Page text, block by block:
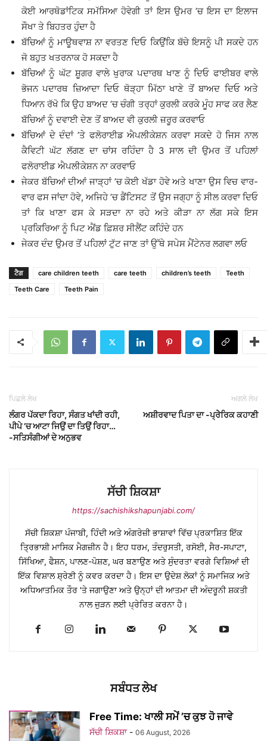
ਕੋਈ ਆਰਥੋਡਾਂਟਿਕ ਸਮੱਸਿਆ ਹੋਵੇਗੀ ਤਾਂ ਇਸ ਉਮਰ ’ਚ ਇਸ ਦਾ ਇਲਾਜ
ਸੌਖਾ ਤੇ ਬਿਹਤਰ ਹੁੰਦਾ ਹੈ
ਬੱਚਿਆਂ ਨੂੰ ਮਾਊਥਵਾਸ਼ ਨਾ ਵਰਤਣ ਦਿਓ ਕਿਉਂਕਿ ਬੱਚੇ ਇਸਨੂੰ ਪੀ ਸਕਦੇ ਹਨ
ਜੋ ਬਹੁਤ ਖਤਰਨਾਕ ਹੋ ਸਕਦਾ ਹੈ
ਬੱਚਿਆਂ ਨੂੰ ਘੱਟ ਸ਼ੂਗਰ ਵਾਲੇ ਖੁਰਾਕ ਪਦਾਰਥ ਖਾਣ ਨੂੰ ਦਿਓ ਫਾਈਬਰ ਵਾਲੇ
ਭੋਜਨ ਪਦਾਰਥ ਜ਼ਿਆਦਾ ਦਿਓ ਥੋੜ੍ਹਾ ਮਿੱਠਾ ਖਾਣੇ ਤੋਂ ਬਾਅਦ ਦਿਓ ਅਤੇ
ਧਿਆਨ ਰੱਖੋ ਕਿ ਉਹ ਬਾਅਦ ’ਚ ਚੰਗੀ ਤਰ੍ਹਾਂ ਕੁਰਲੀ ਕਰਕੇ ਮੂੰਹ ਸਾਫ ਕਰ ਲੈਣ
ਬੱਚਿਆਂ ਨੂੰ ਦਵਾਈ ਦੇਣ ਤੋਂ ਬਾਅਦ ਵੀ ਕੁਰਲੀ ਜ਼ਰੂਰ ਕਰਵਾਓ
ਬੱਚਿਆਂ ਦੇ ਦੰਦਾਂ ’ਤੇ ਫਲੋਰਾਈਡ ਐਪਲੀਕੇਸ਼ਨ ਕਰਵਾ ਸਕਦੇ ਹੋ ਜਿਸ ਨਾਲ
ਕੈਵਿਟੀ ਘੱਟ ਲੱਗਣ ਦਾ ਚਾਂਸ ਰਹਿੰਦਾ ਹੈ 3 ਸਾਲ ਦੀ ਉਮਰ ਤੋਂ ਪਹਿਲਾਂ
ਫਲੋਰਾਈਡ ਐਪਲੀਕੇਸ਼ਨ ਨਾ ਕਰਵਾਓ
ਜੇਕਰ ਬੱਚਿਆਂ ਦੀਆਂ ਜਾੜ੍ਹਾਂ ’ਚ ਕੋਈ ਖੱਡਾ ਹੋਵੇ ਅਤੇ ਖਾਣਾ ਉਸ ਵਿਚ ਵਾਰ-
ਵਾਰ ਫਸ ਜਾਂਦਾ ਹੋਵੇ, ਅਜਿਹੇ ’ਚ ਡੈਂਟਿਸਟ ਤੋਂ ਉਸ ਜਗ੍ਹਾ ਨੂੰ ਸੀਲ ਕਰਵਾ ਦਿਓ
ਤਾਂ ਕਿ ਖਾਣਾ ਫਸ ਕੇ ਸੜਦਾ ਨਾ ਰਹੇ ਅਤੇ ਕੀੜਾ ਨਾ ਲੱਗ ਸਕੇ ਇਸ
ਪ੍ਰਕਿਰਿਆ ਨੂੰ ਪਿਟ ਐਂਡ ਫ਼ਿਸ਼ਰ ਸੀਲੈਂਟ ਕਹਿੰਦੇ ਹਨ
ਜੇਕਰ ਦੰਦ ਉਮਰ ਤੋਂ ਪਹਿਲਾਂ ਟੁੱਟ ਜਾਣ ਤਾਂ ਉੱਥੇ ਸਪੇਸ ਮੈਂਟੇਨਰ ਲਗਵਾ ਲਓ
ਟੈਗ care children teeth care teeth children’s teeth
Teeth
Teeth Care
Teeth Pain
ਪਿਛਲੇ ਲੇਖ
ਲੰਗਰ ਪੱਕਦਾ ਰਿਹਾ, ਸੰਗਤ ਖਾਂਦੀ ਰਹੀ,
ਪੀਪੇ ’ਚ ਆਟਾ ਜਿਉਂ ਦਾ ਤਿਉਂ ਰਿਹਾ…
-ਸਤਿਸੰਗੀਆਂ ਦੇ ਅਨੁਭਵ
ਅਗਲੇ ਲੇਖ
ਅਸ਼ੀਰਵਾਦ ਪਿਤਾ ਦਾ -ਪ੍ਰੇੇਰਿਕ ਕਹਾਣੀ
ਸੱਚੀ ਸ਼ਿਕਸ਼ਾ
https://sachishikshapunjabi.com/
ਸੱਚੀ ਸ਼ਿਕਸ਼ਾ ਪੰਜਾਬੀ, ਹਿੰਦੀ ਅਤੇ ਅੰਗਰੇਜ਼ੀ ਭਾਸ਼ਾਵਾਂ ਵਿੱਚ ਪ੍ਰਕਾਸ਼ਿਤ ਇੱਕ
ਤ੍ਰਿਭਾਸ਼ੀ ਮਾਸਿਕ ਮੈਗਜ਼ੀਨ ਹੈ। ਇਹ ਧਰਮ, ਤੰਦਰੁਸਤੀ, ਰਸੋਈ, ਸੈਰ-ਸਪਾਟਾ,
ਸਿੱਖਿਆ, ਫੈਸ਼ਨ, ਪਾਲਣ-ਪੋਸ਼ਣ, ਘਰ ਬਣਾਉਣ ਅਤੇ ਸੁੰਦਰਤਾ ਵਰਗੇ ਵਿਸ਼ਿਆਂ ਦੀ
ਇੱਕ ਵਿਸ਼ਾਲ ਸ਼੍ਰੇਣੀ ਨੂੰ ਕਵਰ ਕਰਦਾ ਹੈ। ਇਸ ਦਾ ਉਦੇਸ਼ ਲੋਕਾਂ ਨੂੰ ਸਮਾਜਿਕ ਅਤੇ
ਅਧਿਆਤਮਿਕ ਤੌਰ 'ਤੇ ਜਗਾਉਣਾ ਅਤੇ ਉਨ੍ਹਾਂ ਦੀ ਆਤਮਾ ਦੀ ਅੰਦਰੂਨੀ ਸ਼ਕਤੀ
ਨਾਲ ਜੁੜਨ ਲਈ ਪ੍ਰੇਰਿਤ ਕਰਨਾ ਹੈ।
ਸਬੰਧਤ ਲੇਖ
Free Time: ਖਾਲੀ ਸਮੇਂ ’ਚ ਕੁਝ ਹੋ ਜਾਵੇ
ਸੱਚੀ ਸ਼ਿਕਸ਼ਾ - 06 August, 2026